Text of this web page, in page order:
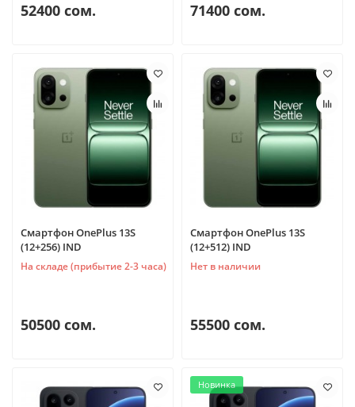
52400 сом. 71400 сом.
Смартфон OnePlus 13S
(12+256) IND
На складе (прибытие 2-3 часа)
50500 сом.
Смартфон OnePlus 13S
(12+512) IND
Нет в наличии
55500 сом.
Новинка